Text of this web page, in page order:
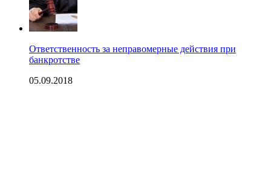
Ответственность за неправомерные действия при
банкротстве
05.09.2018